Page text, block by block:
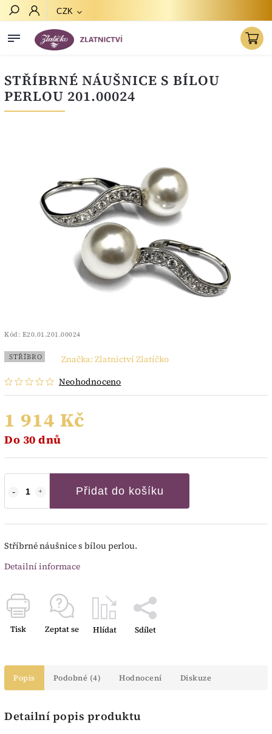
CZK
STŘÍBRNÉ NÁUŠNICE S BÍLOU
PERLOU 201.00024
Kód: E20.01.201.00024
STŘÍBRO
Neohodnoceno
Značka: Zlatnictví Zlatíčko
1 914 Kč
Do 30 dnů
Přidat do košíku
Stříbrné náušnice s bílou perlou.
Detailní informace
Tisk Zeptat se Hlídat Sdílet
Popis Podobné (4) Hodnocení Diskuze
Detailní popis produktu